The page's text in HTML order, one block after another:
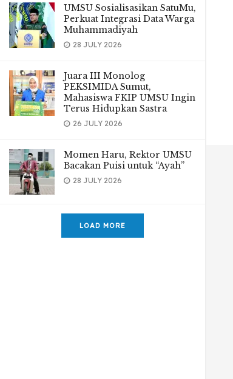
UMSU Sosialisasikan SatuMu,
Perkuat Integrasi Data Warga
Muhammadiyah
28 JULY 2026
Juara III Monolog
PEKSIMIDA Sumut,
Mahasiswa FKIP UMSU Ingin
Terus Hidupkan Sastra
26 JULY 2026
Momen Haru, Rektor UMSU
Bacakan Puisi untuk “Ayah”
28 JULY 2026
LOAD MORE